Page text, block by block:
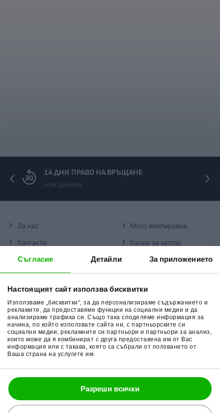
Съгласие Детайли За приложението
Настоящият сайт използва бисквитки
Използваме „бисквитки“, за да персонализираме съдържанието и
рекламите, да предоставяме функции на социални медии и да
анализираме трафика си. Също така споделяме информация за
начина, по който използвате сайта ни, с партньорските си
социални медии, рекламните си партньори и партньори за анализ,
които може да я комбинират с друга предоставена им от Вас
информация или с такава, която са събрали от ползването от
Ваша страна на услугите им.
Разреши всички
14 ДНИ ПРАВО НА ВРЪЩАНЕ
или замяна
За нас
Контакти
Методи доставка
Начини плащане
Връщане на стока
Общи условия
Поверителност
Политика за бисквитки
Мото екипировка
Каски за мотор
Ботуши за мотор
Гуми за мотор
Очила за мотор
Раници за мотор
Ръкавици за мотор
Части за мотор
088 200 7002